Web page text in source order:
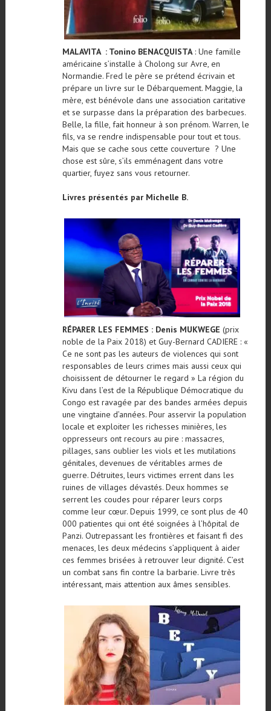
MALAVITA : Tonino BENACQUISTA: Une famille
américaine s’installe à Cholong sur Avre, en
Normandie. Fred le père se prétend écrivain et
prépare un livre sur le Débarquement. Maggie, la
mère, est bénévole dans une association caritative
et se surpasse dans la préparation des barbecues.
Belle, la fille, fait honneur à son prénom. Warren, le
fils, va se rendre indispensable pour tout et tous.
Mais que se cache sous cette couverture ? Une
chose est sûre, s’ils emménagent dans votre
quartier, fuyez sans vous retourner.
Livres présentés par Michelle B.
RÉPARER LES FEMMES : Denis MUKWEGE (prix
noble de la Paix 2018) et Guy-Bernard CADIERE : «
Ce ne sont pas les auteurs de violences qui sont
responsables de leurs crimes mais aussi ceux qui
choisissent de détourner le regard » La région du
Kivu dans l’est de la République Démocratique du
Congo est ravagée par des bandes armées depuis
une vingtaine d’années. Pour asservir la population
locale et exploiter les richesses minières, les
oppresseurs ont recours au pire : massacres,
pillages, sans oublier les viols et les mutilations
génitales, devenues de véritables armes de
guerre. Détruites, leurs victimes errent dans les
ruines de villages dévastés. Deux hommes se
serrent les coudes pour réparer leurs corps
comme leur cœur. Depuis 1999, ce sont plus de 40
000 patientes qui ont été soignées à l’hôpital de
Panzi. Outrepassant les frontières et faisant fi des
menaces, les deux médecins s’appliquent à aider
ces femmes brisées à retrouver leur dignité. C’est
un combat sans fin contre la barbarie. Livre très
intéressant, mais attention aux âmes sensibles.